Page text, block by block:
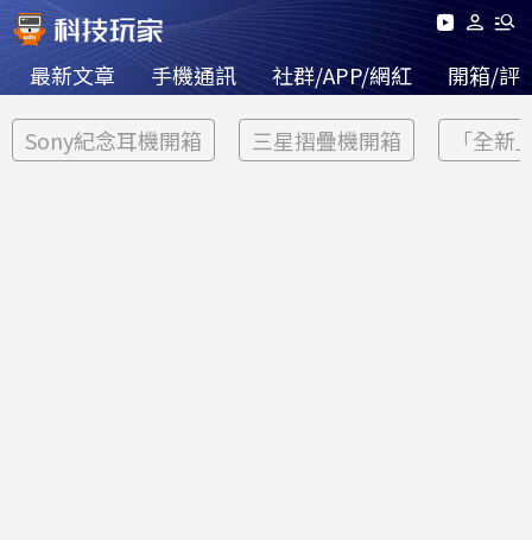
最新文章 手機通訊 社群/APP/網紅 開箱/評
Sony紀念耳機開箱 三星摺疊機開箱 「全新